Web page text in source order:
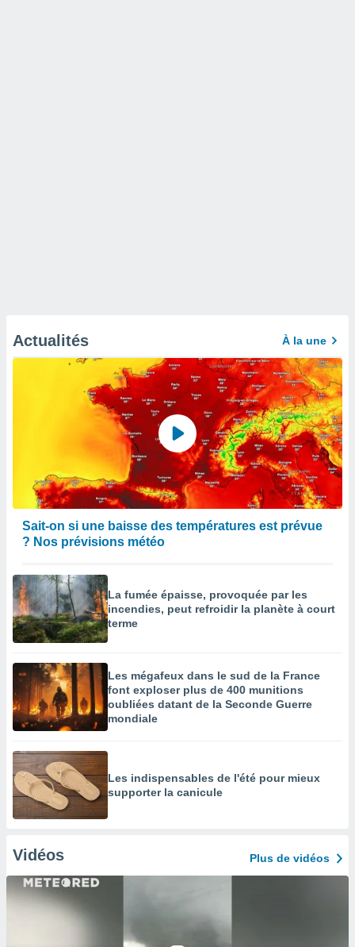
Actualités À la une
Sait-on si une baisse des températures est prévue
? Nos prévisions météo
La fumée épaisse, provoquée par les
incendies, peut refroidir la planète à court
terme
Les mégafeux dans le sud de la France
font exploser plus de 400 munitions
oubliées datant de la Seconde Guerre
mondiale
Les indispensables de l'été pour mieux
supporter la canicule
Vidéos Plus de vidéos